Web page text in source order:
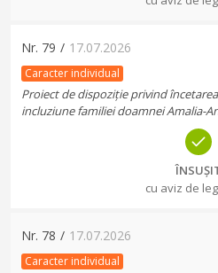
Nr. 79 / 17.07.2026
Caracter individual
Proiect de dispoziție privind
incluziune familiei doamnei Amalia-
cu aviz de
Nr. 78 / 17.07.2026
Caracter individual